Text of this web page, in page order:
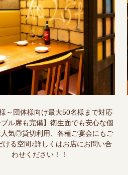
様～団体様向け最大50名様まで対応
ル席も完備】衛生面でも安心な個
気◎貸切利用、各種ご宴会にもご
ける空間♪詳しくはお店にお問い合
わせください！！